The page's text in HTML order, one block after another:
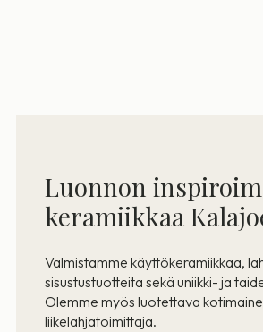
Luonnon
keramiikkaa
Valmistamme käyttökeramiikkaa,
sisustustuotteita sekä uniikki- ja
Olemme myös luotettava
liikelahjatoimittaja.